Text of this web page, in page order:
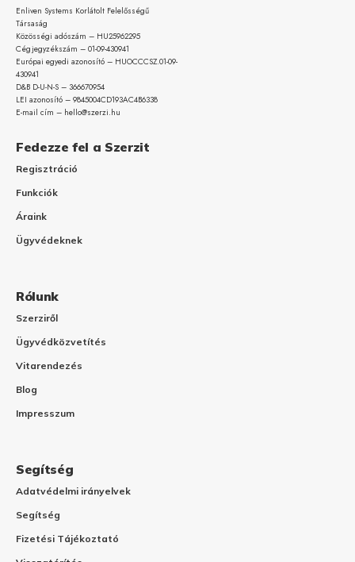
Enliven Systems Korlátolt Felelősségű
Társaság
Közösségi adószám – HU25962295
Cégjegyzékszám – 01-09-430941
Európai egyedi azonosító – HUOCCCSZ.01-09-
430941
D&B D-U-N-S – 366670954
LEI azonosító – 9845004CD193AC4B6338
E-mail cím – hello@szerzi.hu
Fedezze fel a Szerzit
Regisztráció
Funkciók
Áraink
Ügyvédeknek
Rólunk
Szerziről
Ügyvédközvetítés
Vitarendezés
Blog
Impresszum
Segítség
Adatvédelmi irányelvek
Segítség
Fizetési Tájékoztató